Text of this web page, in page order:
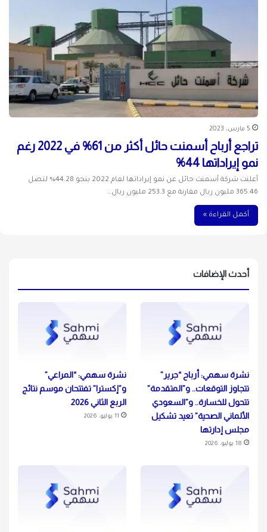
5 مارس، 2023
تراجع أرباح أسمنت حائل أكثر من 61% في 2022 رغم
نمو إيراداتها 44%
أعلنت شركة أسمنت حائل عن نمو إيراداتها لعام 2022 بنحو 44.28% لتصل
365.46 مليون ريال مقارنة مع 253.3 مليون ريال…
أكمل القراءة »
أحدث الإضافات
نشرة سهمي: أرباح “جرير”
تتجاوز التوقعات.. و”المتقدمة”
تتحول للخسارة.. و”السعودي
الألماني الصحية” تعيد تشكيل
مجلس إدارتها
18 يوليو، 2026
نشرة سهمي: “المراعي”
و”إكسترا” تفتتحان موسم نتائج
الربع الثاني 2026
11 يوليو، 2026